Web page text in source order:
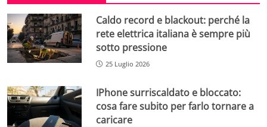
Caldo record e blackout: perché la
rete elettrica italiana è sempre più
sotto pressione
25 Luglio 2026
IPhone surriscaldato e bloccato:
cosa fare subito per farlo tornare a
caricare